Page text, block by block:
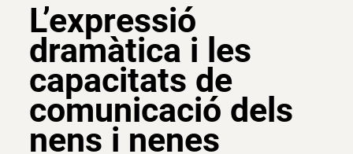
L’expressió
dramàtica i les
capacitats de
comunicació dels
nens i nenes